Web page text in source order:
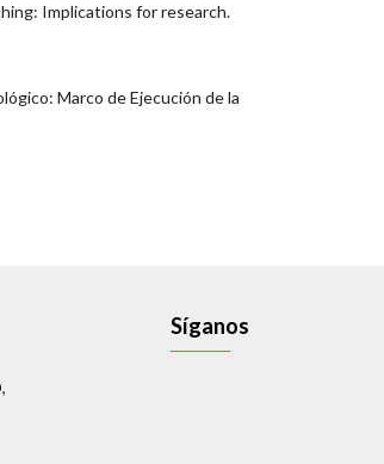
Implications for research.
Marco de Ejecución de la
Síganos